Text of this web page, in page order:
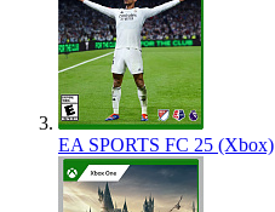
EA SPORTS FC 25 (Xbox)